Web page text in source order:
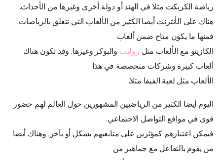
رياضة الكريكت مثلا في الهند أو دولة أخرى وغيرها من الأحداث.
هناك على الأنترنت أيضا الكثير من الألعاب التي تتعلق بالرياضات.
فمنها ما يكون متاح ضمن ألعاب
الكازينو مع الألعاب مثل روليت والبوكر وغيرها. وقد تكون هناك
ألعاب كبيرة وشركات متخصصة في هذا
الألعاب مثل لعبة الفيفا مثلا.
اليوم أيضا الكثير من الرياضيين المشهورين حول العالم لهم حضور
قوي في مواقع التواصل الاجتماعي.
فيمكن اعتبارهم كمؤثرين على متابعيهم بشكل أو بآخر. وهناك أيضا
من يقوم بالتفاعل مع جماهير من